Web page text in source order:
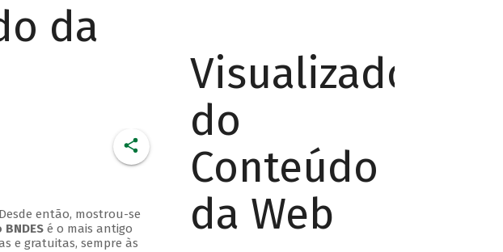
da
então, mostrou-se
é o mais antigo
e gratuitas, sempre às
Visualizador
do
Conteúdo
da Web